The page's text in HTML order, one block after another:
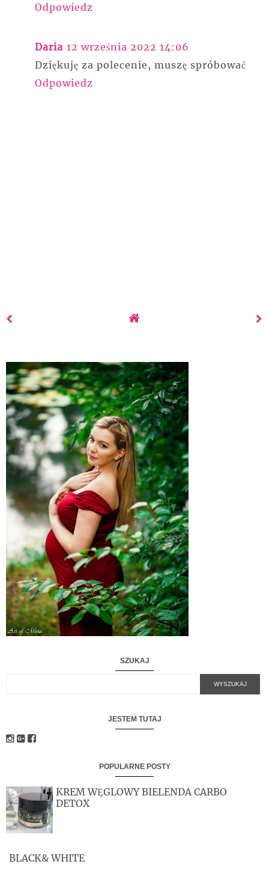
Odpowiedz
Daria 12 września 2022 14:06
Dziękuję za polecenie, muszę spróbować
Odpowiedz
SZUKAJ
JESTEM TUTAJ
POPULARNE POSTY
KREM WĘGLOWY BIELENDA CARBO
DETOX
BLACK& WHITE